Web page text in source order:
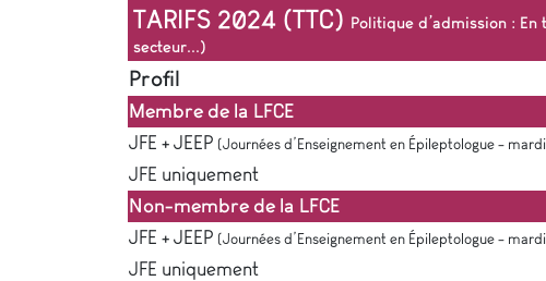
TARIFS 2024 (TTC) Politique d’admission : En
secteur...)
Profil
Membre de la LFCE
JFE + JEEP (Journées d’Enseignement en Épileptologue -
JFE uniquement
Non-membre de la LFCE
JFE + JEEP (Journées d’Enseignement en Épileptologue -
JFE uniquement